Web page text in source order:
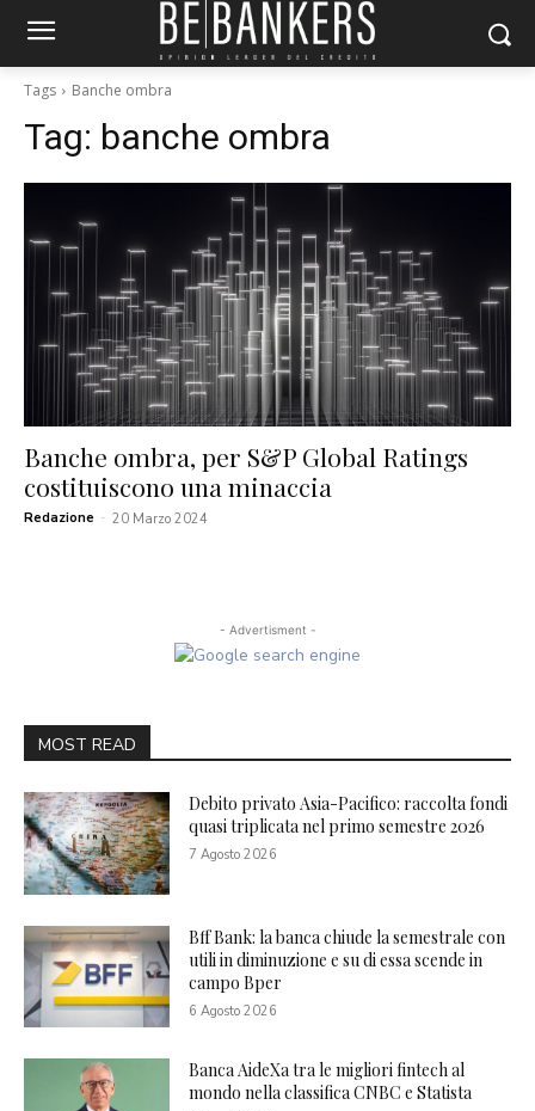
Tags Banche ombra
Tag: banche ombra
Banche ombra, per S&P Global Ratings
costituiscono una minaccia
Redazione - 20 Marzo 2024
- Advertisment -
MOST READ
Debito privato Asia-Pacifico: raccolta fondi
quasi triplicata nel primo semestre 2026
7 Agosto 2026
Bff Bank: la banca chiude la semestrale con
utili in diminuzione e su di essa scende in
campo Bper
6 Agosto 2026
Banca AideXa tra le migliori fintech al
mondo nella classifica CNBC e Statista